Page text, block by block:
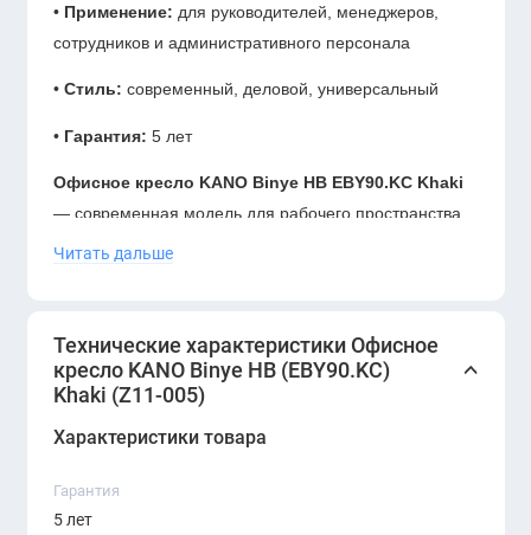
• Применение: для руководителей, менеджеров,
сотрудников и административного персонала
• Стиль: современный, деловой, универсальный
• Гарантия: 5 лет
Офисное кресло KANO Binye HB EBY90.KC Khaki
— современная модель для рабочего пространства,
где важны удобство, аккуратный внешний вид и
мебелью в чёрных, серых, бежевых, древесных и
светлых оттенках.
комфортную посадку во время работы за столом,
Читать дальше
Технические характеристики Офисное
кресло KANO Binye HB (EBY90.KC)
Khaki (Z11-005)
Характеристики товара
Гарантия
5 лет